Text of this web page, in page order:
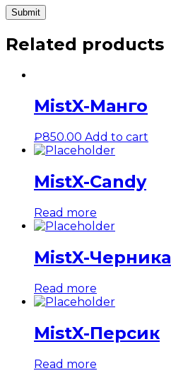
Related products
MistX-Манго
₽850.00 Add to cart
MistX-Candy
Read more
MistX-Черника
Read more
MistX-Персик
Read more